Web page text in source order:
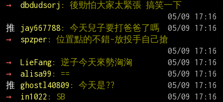
→
dbdudsorj : 後勁怕大家太緊張 搞笑一下
推
jay667788 : 今天兒子要打爸爸了嗎
→
spzper : 位置點的不錯~放投手自己搶
→
LieFang: 逆子今天來勢洶洶
→
alisa99 : ==
推
ghostl40809 : 今天是??
→
in1022 : SB